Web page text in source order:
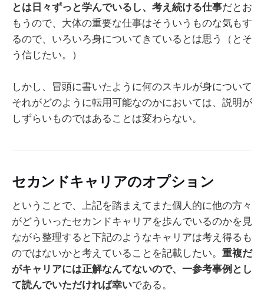
とは日々ずっと学んでいるし、考え続ける仕事だとお
もうので、大体の重要な仕事はそういうものな気もす
るので、いろいろ身についてきているとは思う（とそ
う信じたい。）
しかし、冒頭に書いたように何のスキルが身について
それがどのように転用可能なのかにおいては、説明が
しずらいものではあることは変わらない。
セカンドキャリアのオプション
ということで、上記を踏まえてまた個人的に他の方々
がどういったセカンドキャリアを歩んでいるのかを見
ながら整理すると下記のようなキャリアは考え得るも
のではないかと考えていることを記載したい。 重複だ
がキャリアには正解なんてないので、一参考事例とし
て読んでいただければ幸いである。